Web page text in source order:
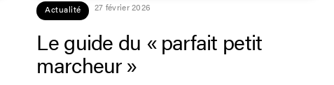
Actualité 27 février 2026
Le guide du « parfait petit
marcheur »